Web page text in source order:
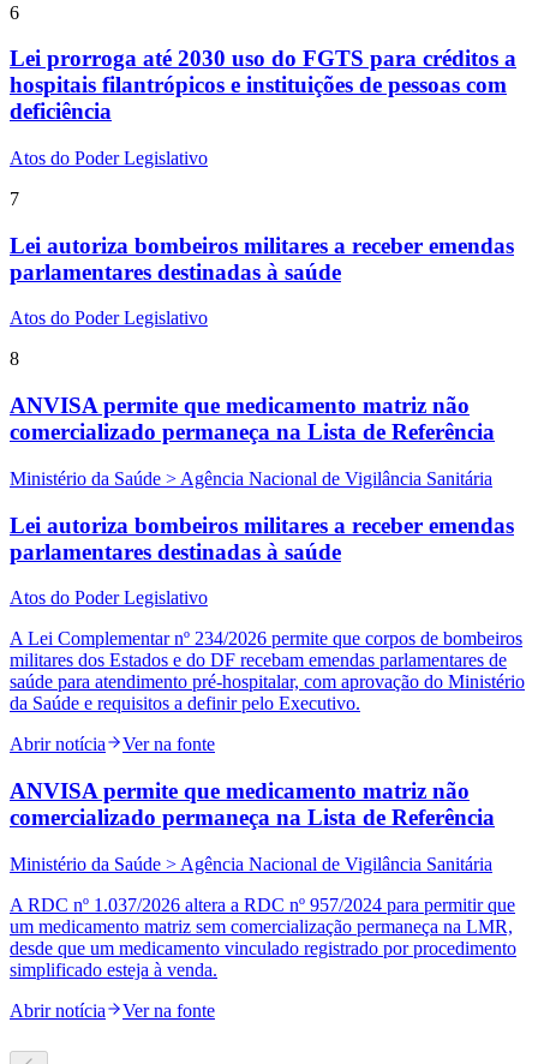
6
Lei prorroga até 2030 uso do FGTS para créditos a
hospitais filantrópicos e instituições de pessoas com
deficiência
Atos do Poder Legislativo
7
Lei autoriza bombeiros militares a receber emendas
parlamentares destinadas à saúde
Atos do Poder Legislativo
8
ANVISA permite que medicamento matriz não
comercializado permaneça na Lista de Referência
Ministério da Saúde > Agência Nacional de Vigilância Sanitária
Lei autoriza bombeiros militares a receber emendas
parlamentares destinadas à saúde
Atos do Poder Legislativo
A Lei Complementar nº 234/2026 permite que corpos de bombeiros
militares dos Estados e do DF recebam emendas parlamentares de
saúde para atendimento pré-hospitalar, com aprovação do Ministério
da Saúde e requisitos a definir pelo Executivo.
Abrir notícia
Ver na fonte
ANVISA permite que medicamento matriz não
comercializado permaneça na Lista de Referência
Ministério da Saúde > Agência Nacional de Vigilância Sanitária
A RDC nº 1.037/2026 altera a RDC nº 957/2024 para permitir que
um medicamento matriz sem comercialização permaneça na LMR,
desde que um medicamento vinculado registrado por procedimento
simplificado esteja à venda.
Abrir notícia
Ver na fonte